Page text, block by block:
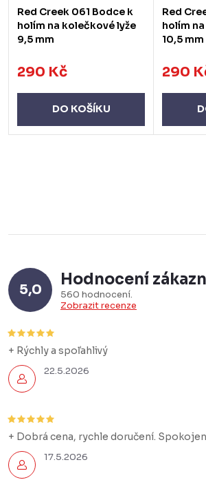
Red Creek 061 Bodce k
holím na kolečkové lyže
9,5 mm
290 Kč
DO KOŠÍKU
Red
holím
10,5 mm
290
5,0
Hodnocení
560 hodnocení
Zobrazit recenze
22.5.2026
+ Rýchly a spoľahlivý
17.5.2026
+ Dobrá cena, rychle doručení.